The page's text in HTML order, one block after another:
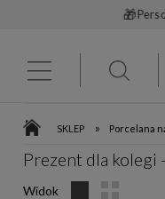
SKLEP » Porcelana
Prezent dla
Widok